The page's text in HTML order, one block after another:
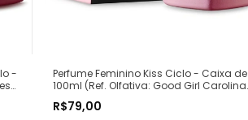
-
Perfume Feminino Kiss Ciclo - Caixa de
100ml (Ref. Olfativa: Good Girl Carolina
R$79,00